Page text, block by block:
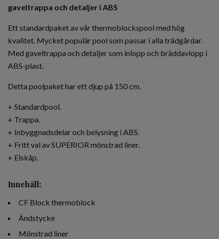
gaveltrappa och detaljer i ABS
Ett standardpaket av vår thermoblockspool med hög
kvalitet. Mycket populär pool som passar i alla trädgårdar.
Med gaveltrappa och detaljer som inlopp och bräddavlopp i
ABS-plast.
Detta poolpaket har ett djup på 150 cm.
+ Standardpool.
+ Trappa.
+ Inbyggnadsdelar och belysning i ABS.
+ Fritt val av SUPERIOR mönstrad liner.
+ Elskåp.
Innehåll:
CF Block thermoblock
Ändstycke
Mönstrad liner